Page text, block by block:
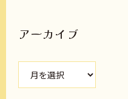
アーカイブ
カ